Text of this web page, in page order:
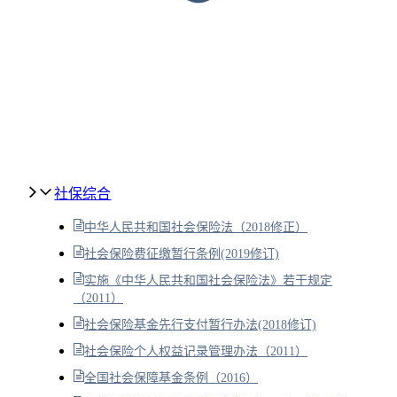
社保综合
中华人民共和国社会保险法（2018修正）
社会保险费征缴暂行条例(2019修订)
实施《中华人民共和国社会保险法》若干规定
（2011）
社会保险基金先行支付暂行办法(2018修订)
社会保险个人权益记录管理办法（2011）
全国社会保障基金条例（2016）